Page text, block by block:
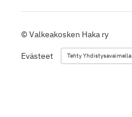
© Valkeakosken Haka ry
Evästeet Tehty Yhdistysavaimella